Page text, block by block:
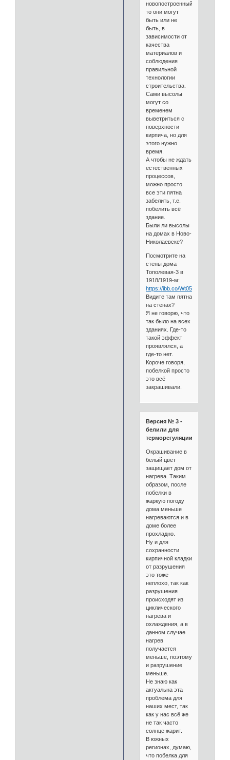
новопостроенный,
то они могут
быть или не
быть, в
зависимости от
качества
материалов и
соблюдения
правильной
технологии
строительства.
Сами высолы
могут со
временем
выветриться с
поверхности
кирпича, но для
этого нужно
время.
А чтобы не ждать
естественных
процессов,
можно просто
все эти пятна
забелить, т.е.
побелить всё
здание.
Были ли высолы
на домах в Ново-
Николаевске?
Посмотрите на
стены дома
Тополевая-3 в
1918/1919-м:
https://ibb.co/Wt05wyC
Видите там пятна
на стенах?
Я не говорю, что
так было на всех
зданиях. Где-то
такой эффект
проявлялся, а
где-то нет.
Короче говоря,
побелкой просто
это всё
закрашивали.
Версия № 3 -
белили для
терморегуляции.
Окрашивание в
белый цвет
защищает дом от
нагрева. Таким
образом, после
побелки в
жаркую погоду
дома меньше
нагреваются и в
доме более
прохладно.
Ну и для
сохранности
кирпичной кладки
от разрушения
это тоже
неплохо, так как
разрушения
происходят из
циклического
нагрева и
охлаждения, а в
данном случае
нагрев
получается
меньше, поэтому
и разрушение
меньше.
Не знаю как
актуальна эта
проблема для
наших мест, так
как у нас всё же
не так часто
солнце жарит.
В южных
регионах, думаю,
что побелка для